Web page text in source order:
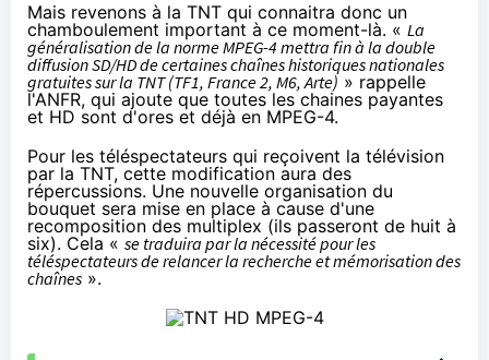
Mais revenons à la TNT qui connaitra donc un
chamboulement important à ce moment-là. « La
généralisation de la norme MPEG-4 mettra fin à la double
diffusion SD/HD de certaines chaînes historiques nationales
gratuites sur la TNT (TF1, France 2, M6, Arte) » rappelle
l'ANFR, qui ajoute que toutes les chaines payantes
et HD sont d'ores et déjà en MPEG-4.
Pour les téléspectateurs qui reçoivent la télévision
par la TNT, cette modification aura des
répercussions. Une nouvelle organisation du
bouquet sera mise en place à cause d'une
recomposition des multiplex (ils passeront de huit à
six). Cela « se traduira par la nécessité pour les
téléspectateurs de relancer la recherche et mémorisation des
chaînes ».